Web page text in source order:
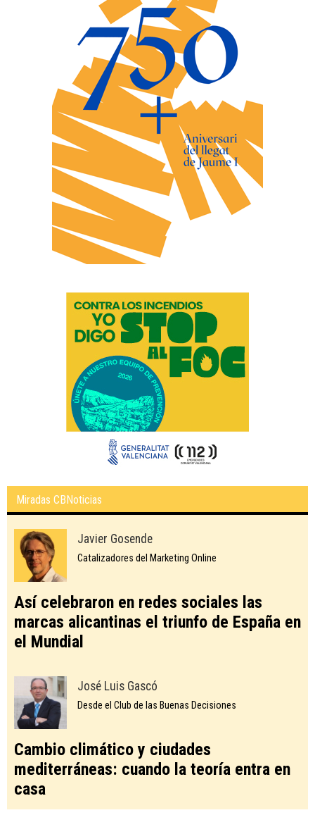
Miradas CBNoticias
Javier Gosende
Catalizadores del Marketing Online
Así celebraron en redes sociales las
marcas alicantinas el triunfo de España en
el Mundial
José Luis Gascó
Desde el Club de las Buenas Decisiones
Cambio climático y ciudades
mediterráneas: cuando la teoría entra en
casa